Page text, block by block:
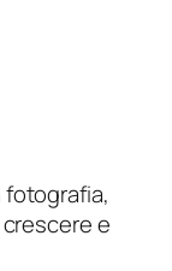
fotografia,
e